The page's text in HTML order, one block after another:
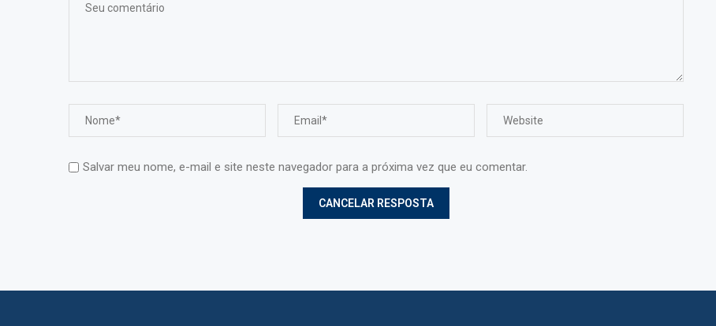
Salvar meu nome, e-mail e site neste navegador para a próxima vez que eu comentar.